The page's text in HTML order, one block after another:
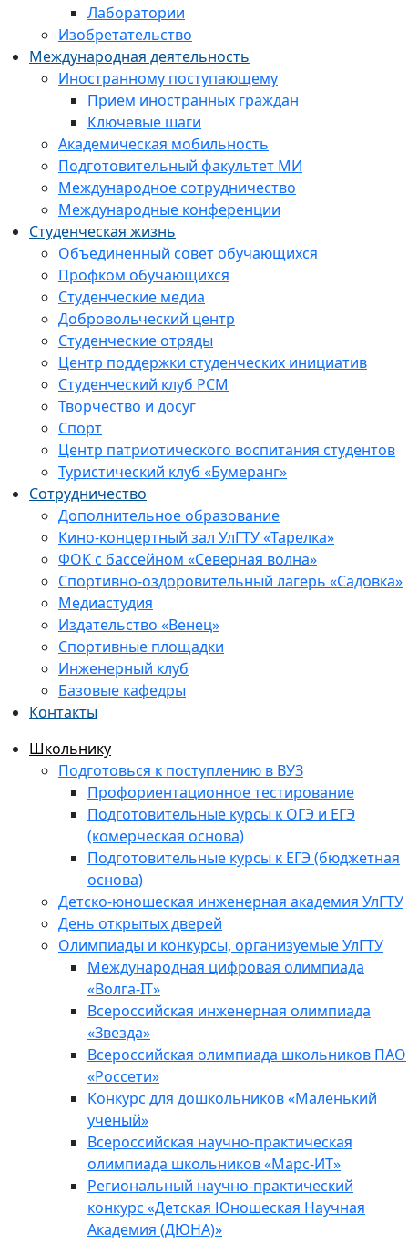
Лаборатории
Изобретательство
Международная деятельность
Иностранному поступающему
Прием иностранных граждан
Ключевые шаги
Академическая мобильность
Подготовительный факультет МИ
Международное сотрудничество
Международные конференции
Студенческая жизнь
Объединенный совет обучающихся
Профком обучающихся
Студенческие медиа
Добровольческий центр
Студенческие отряды
Центр поддержки студенческих инициатив
Студенческий клуб РСМ
Творчество и досуг
Спорт
Центр патриотического воспитания студентов
Туристический клуб «Бумеранг»
Сотрудничество
Дополнительное образование
Кино-концертный зал УлГТУ «Тарелка»
ФОК с бассейном «Северная волна»
Спортивно-оздоровительный лагерь «Садовка»
Медиастудия
Издательство «Венец»
Спортивные площадки
Инженерный клуб
Базовые кафедры
Контакты
Школьнику
Подготовься к поступлению в ВУЗ
Профориентационное тестирование
Подготовительные курсы к ОГЭ и ЕГЭ
(комерческая основа)
Подготовительные курсы к ЕГЭ (бюджетная
основа)
Детско-юношеская инженерная академия УлГТУ
День открытых дверей
Олимпиады и конкурсы, организуемые УлГТУ
Международная цифровая олимпиада
«Волга-IT»
Всероссийская инженерная олимпиада
«Звезда»
Всероссийская олимпиада школьников ПАО
«Россети»
Конкурс для дошкольников «Маленький
ученый»
Всероссийская научно-практическая
олимпиада школьников «Марс-ИТ»
Региональный научно-практический
конкурс «Детская Юношеская Научная
Академия (ДЮНА)»